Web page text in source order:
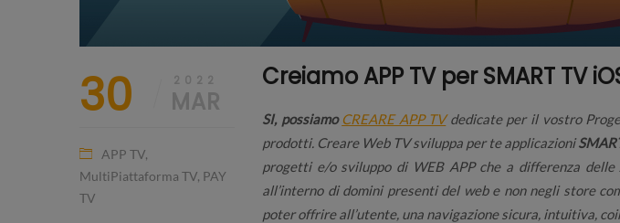
30 2022
MAR
APP TV,
MultiPiattaforma TV, PAY
TV
Creiamo APP TV per SMART TV
SI, possiamo CREARE APP TVdedicate per il vostro
prodotti. Creare Web TV sviluppa per te applicazioni
progetti e/o sviluppo di WEB APP che a differenza
all’interno di domini presenti del web e non negli store
poter offrire all’utente, una navigazione sicura, intuitiva,